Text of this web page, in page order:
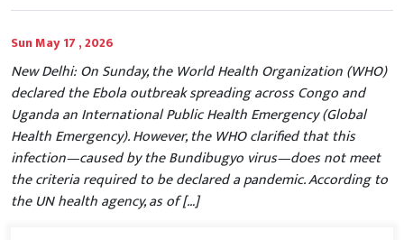
Sun May 17 , 2026
New Delhi: On Sunday, the World Health Organization (WHO)
declared the Ebola outbreak spreading across Congo and
Uganda an International Public Health Emergency (Global
Health Emergency). However, the WHO clarified that this
infection—caused by the Bundibugyo virus—does not meet
the criteria required to be declared a pandemic. According to
the UN health agency, as of […]